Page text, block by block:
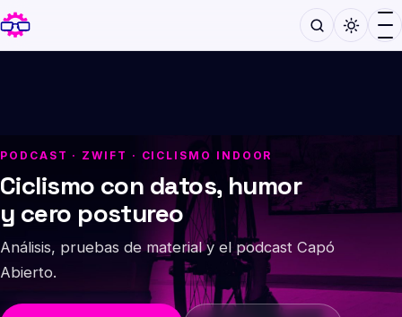
PODCAST · ZWIFT · CICLISMO INDOOR
Ciclismo con datos, humor
y cero postureo
Análisis, pruebas de material y el podcast Capó
Abierto.